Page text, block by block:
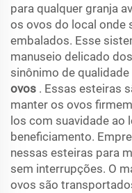
para qualquer granja
os ovos do local onde
embalados. Esse
manuseio delicado
sinônimo de qualidade
ovos . Essas esteiras
manter os ovos
los com suavidade
beneficiamento.
nessas esteiras para
sem interrupções. O
ovos são